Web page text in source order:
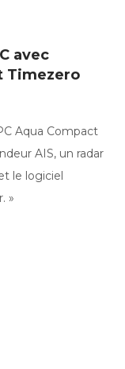
avec
Timezero
Aqua Compact
AIS, un radar
le logiciel
»